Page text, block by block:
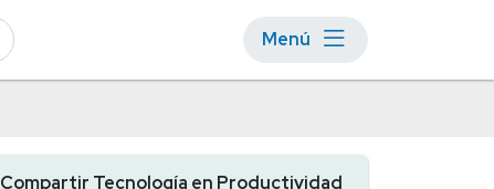
Menú
Compartir Tecnología en Productividad